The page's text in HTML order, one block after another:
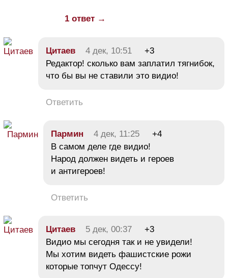
1 ответ →
Цитаев 4 дек, 10:51
+3
Редактор! сколько вам заплатил тягнибок,
что бы вы не ставили это видио!
Ответить
Пармин 4 дек, 11:25
+4
В самом деле где видио!
Народ должен видеть и героев
и антигероев!
Ответить
Цитаев 5 дек, 00:37
+3
Видио мы сегодня так и не увидели!
Мы хотим видеть фашистские рожи
которые топчут Одессу!